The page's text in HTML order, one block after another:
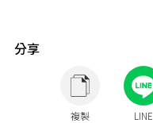
分享
複製 LINE